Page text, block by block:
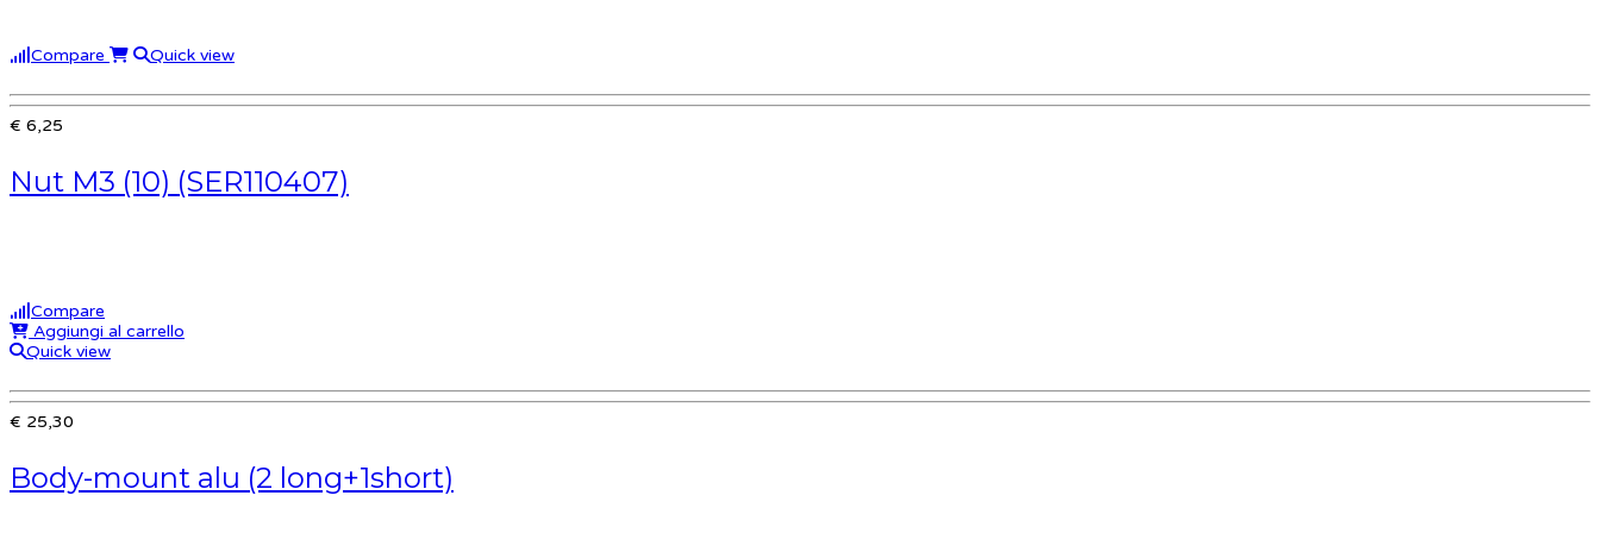
Compare Quick view
€ 6,25
Nut M3 (10) (SER110407)
Compare
Aggiungi al carrello
Quick view
€ 25,30
Body-mount alu (2 long+1short)